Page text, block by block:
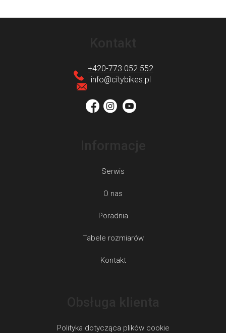
info@citybikes.pl
+420-773 052 552
Serwis
O nas
Poradnia
Tabele rozmiarów
Kontakt
Polityka dotycząca plików cookie